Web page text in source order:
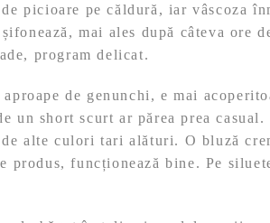
picioare pe căldură, iar vâscoza
mai ales după câteva ore
program delicat.
de genunchi, e mai
un short scurt ar părea prea casual.
alte culori tari alături. O bluză
produs, funcționează bine. Pe